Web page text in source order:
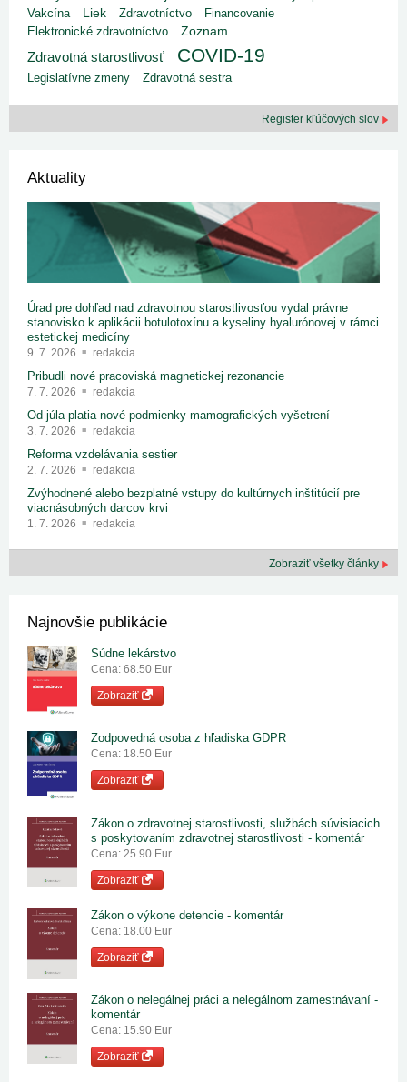
Vakcína
Liek Zdravotníctvo
Financovanie
Elektronické zdravotníctvo
Zoznam
Zdravotná starostlivosť COVID-19
Legislatívne zmeny Zdravotná sestra
Register kľúčových slov
Aktuality
Úrad pre dohľad nad zdravotnou starostlivosťou vydal právne
stanovisko k aplikácii botulotoxínu a kyseliny hyalurónovej v rámci
estetickej medicíny
9. 7. 2026 redakcia
Pribudli nové pracoviská magnetickej rezonancie
7. 7. 2026 redakcia
Od júla platia nové podmienky mamografických vyšetrení
3. 7. 2026 redakcia
Reforma vzdelávania sestier
2. 7. 2026 redakcia
Zvýhodnené alebo bezplatné vstupy do kultúrnych inštitúcií pre
viacnásobných darcov krvi
1. 7. 2026 redakcia
Zobraziť všetky články
Najnovšie publikácie
Súdne lekárstvo
Cena: 68.50 Eur
Zobraziť
Zodpovedná osoba z hľadiska GDPR
Cena: 18.50 Eur
Zobraziť
Zákon o zdravotnej starostlivosti, službách súvisiacich
s poskytovaním zdravotnej starostlivosti - komentár
Cena: 25.90 Eur
Zobraziť
Zákon o výkone detencie - komentár
Cena: 18.00 Eur
Zobraziť
Zákon o nelegálnej práci a nelegálnom zamestnávaní -
komentár
Cena: 15.90 Eur
Zobraziť